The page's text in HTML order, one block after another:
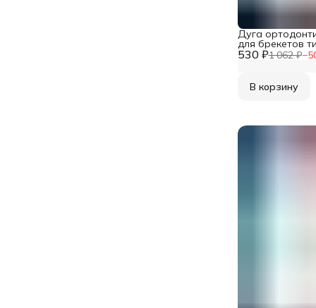
530 ₽1 062 ₽−
Дуга
для брекетов
молибденовая
В корзину